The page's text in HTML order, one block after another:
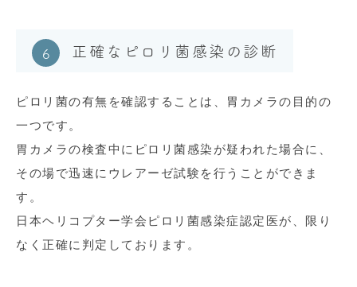
正確なピロリ菌感染の診断
ピロリ菌の有無を確認することは、胃カメラの目的の
一つです。
胃カメラの検査中にピロリ菌感染が疑われた場合に、
その場で迅速にウレアーゼ試験を行うことができま
す。
日本ヘリコプター学会ピロリ菌感染症認定医が、限り
なく正確に判定しております。